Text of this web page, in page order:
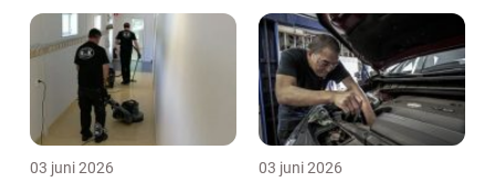
03 juni 2026 03 juni 2026